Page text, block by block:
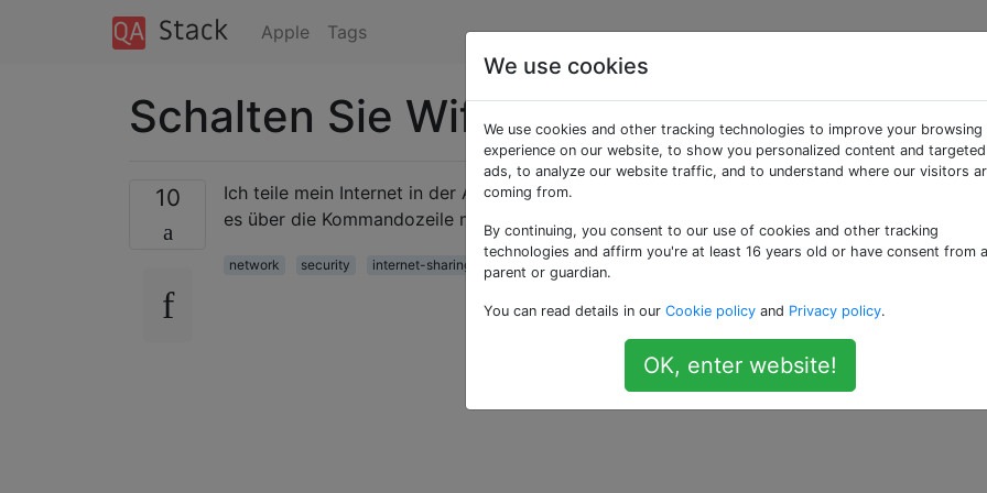
Apple Tags
Schalten Sie Wifi über die Befehlszeile
10
Ich teile mein Internet in der Arbeit und habe vergessen, es auszuschalten! Weiß jemand,
es über die Kommandozeile machen kann? Ich habe SSH-Zugang, aber das ist es. D'oh.
network security internet-sharing
We use cookies
We use cookies and other tracking technologies to improve your browsing
experience on our website, to show you personalized content and targeted
ads, to analyze our website traffic, and to understand where our visitors
coming from.
By continuing, you consent to our use of cookies and other tracking
technologies and affirm you're at least 16 years old or have consent from a
parent or guardian.
You can read details in our Cookie policy and Privacy policy.
OK, enter website!